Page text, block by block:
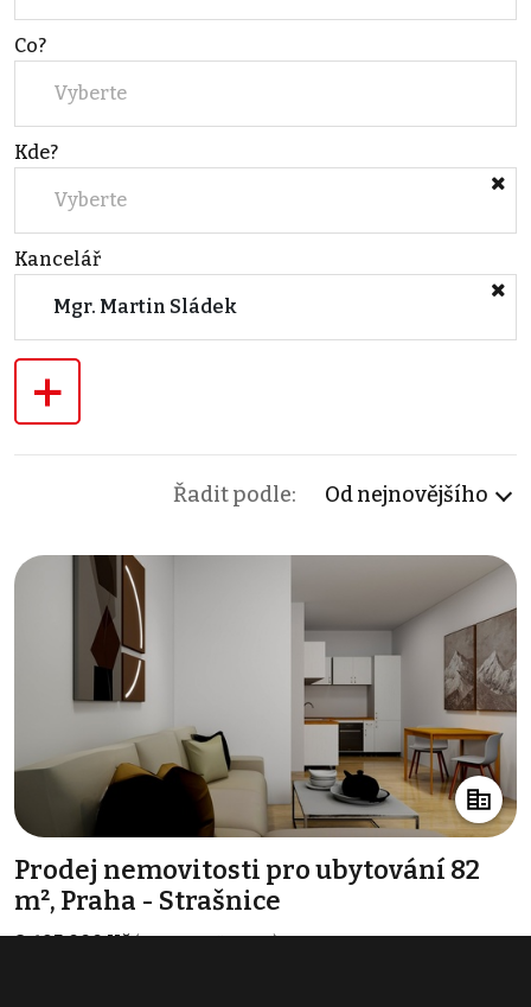
Co?
Vyberte
Kde?
Vyberte
Kancelář
Mgr. Martin Sládek
+
Řadit podle: Od nejnovějšího
Prodej nemovitosti pro ubytování 82
m², Praha - Strašnice
8 495 000 Kč